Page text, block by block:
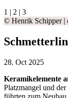
1 | 2 | 3
© Henrik Schipper |
28. Oct 2025
Keramikelemente
Platzmangel und
führten zum